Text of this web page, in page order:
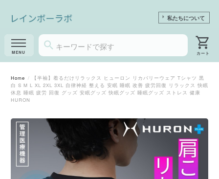
私たちについて
Home
【半袖】着るだけリラックス ヒューロン リカバリーウェア Tシャツ 黒
白 S M L XL 2XL 3XL 自律神経 整える 安眠 睡眠 改善 疲労回復 リラックス 快眠
休息 睡眠 疲労 回復 グッズ 安眠グッズ 快眠グッズ 睡眠グッズ ストレス 健康
HURON